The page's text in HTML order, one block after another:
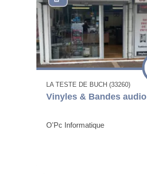
LA TESTE DE BUCH (33260)
Vinyles & Bandes audio
O'Pc Informatique